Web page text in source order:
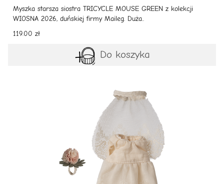
Myszka starsza siostra TRICYCLE MOUSE GREEN z kolekcji
WIOSNA 2026, duńskiej firmy Maileg. Duża..
119.00 zł
Do koszyka